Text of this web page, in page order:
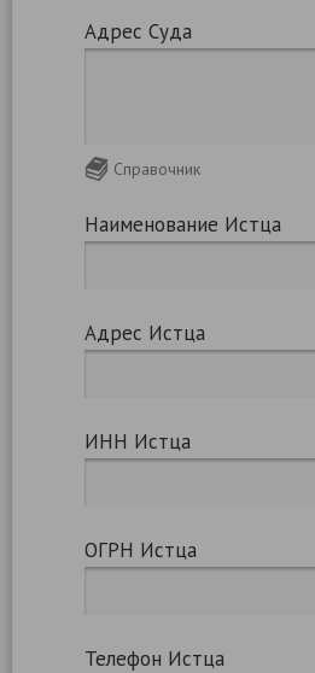
Адрес Суда
Справочник
Наименование Истца
Адрес Истца
ИНН Истца
ОГРН Истца
Телефон Истца